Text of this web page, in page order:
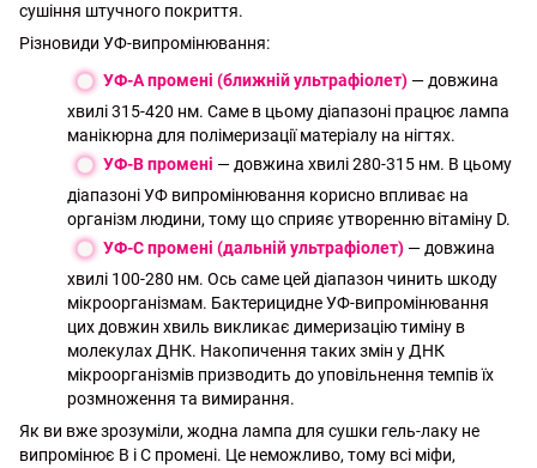
сушіння штучного покриття.
Різновиди УФ-випромінювання:
УФ-A промені (ближній ультрафіолет) — довжина
хвилі 315-420 нм. Саме в цьому діапазоні працює лампа
манікюрна для полімеризації матеріалу на нігтях.
УФ-B промені — довжина хвилі 280-315 нм. В цьому
діапазоні УФ випромінювання корисно впливає на
організм людини, тому що сприяє утворенню вітаміну D.
УФ-C промені (дальній ультрафіолет) — довжина
хвилі 100-280 нм. Ось саме цей діапазон чинить шкоду
мікроорганізмам. Бактерицидне УФ-випромінювання
цих довжин хвиль викликає димеризацію тиміну в
молекулах ДНК. Накопичення таких змін у ДНК
мікроорганізмів призводить до уповільнення темпів їх
розмноження та вимирання.
Як ви вже зрозуміли, жодна лампа для сушки гель-лаку не
випромінює В і С промені. Це неможливо, тому всі міфи,